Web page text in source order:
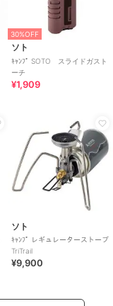
30%OFF
ソト
ｷｬﾝﾌﾟ SOTO スライドガスト
ーチ
¥1,909
ソト
ｷｬﾝﾌﾟ レギュレーターストーブ
TriTrail
¥9,900